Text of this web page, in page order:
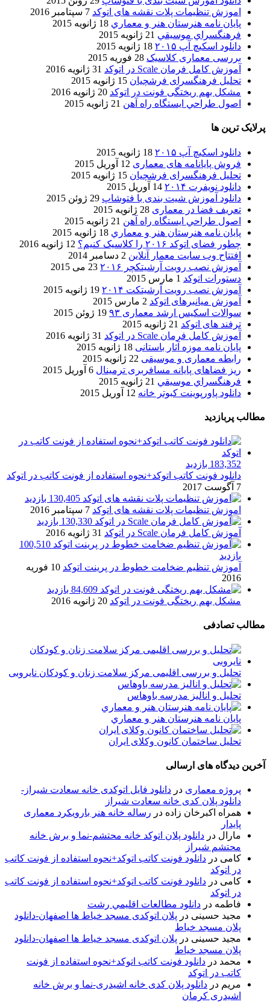
اموزش تنظیمات پلات نقشه های اتوکد 7 سپتامبر 2016
پایان نامه هنرستان هنر و معماري 18 ژانویه 2015
فرهنگسراي موسيقي 21 ژانویه 2015
دانلود اسکیچ آپ ۲۰۱۵
18 ژانویه 2015
بررسی معماری کلاسیک 28 فوریه 2015
آموزش کامل فرمان Scale در اتوکد
31 ژانویه 2016
تحلیل فرهنگسرای فرشچیان 15 ژانویه 2015
مشکل بهم ریختگی فونت در اتوکد 20 ژانویه 2016
اصول طراحي ایستگاه راه آهن 21 ژانویه 2015
پرلایک ترین ها
دانلود اسکیچ آپ ۲۰۱۵
18 ژانویه 2015
فروش پایانامه های معماری 12 آوریل 2015
تحلیل فرهنگسرای فرشچیان 15 ژانویه 2015
دانلود نویفرت ۲۰۱۴
14 آوریل 2015
دانلود آموزش شیت بندی با فتوشاپ 29 ژوئن 2015
تعریف فضا در معماری 28 ژانویه 2015
اصول طراحي ایستگاه راه آهن 21 ژانویه 2015
پایان نامه هنرستان هنر و معماري 18 ژانویه 2015
چطور فضای اتوکد ۲۰۱۶ را کلاسیک کنیم؟
12 ژانویه 2016
افتتاح وب سایت معمار آنلاین 2 دسامبر 2014
آموزش نصب رویت آرشیتکچر ۲۰۱۶
23 می 2015
دستورات اتوکد 1 مارس 2015
آموزش نصب رویت آرشیتکت ۲۰۱۴
19 ژانویه 2015
آموزش میانبرهای اتوکد 2 مارس 2015
سوالات اسکیس ارشد معماری ۹۳
19 ژوئن 2015
ترفند های اتوکد 21 ژانویه 2015
آموزش کامل فرمان Scale در اتوکد
31 ژانویه 2016
پایان نامه موزه آثار باستانی 18 ژانویه 2015
رابطه معماری و موسیقی 22 ژانویه 2015
ریز فضاهای پایانه مسافربری ترمینال 6 آوریل 2015
فرهنگسراي موسيقي 21 ژانویه 2015
دانلود پاورپوینت کبوتر خانه 12 آوریل 2015
مطالب پربازدید
183,352 بازدید
دانلود فونت کاتب اتوکد+نحوه استفاده از فونت کاتب در اتوکد
7 آگوست 2017
130,405 بازدید
اموزش تنظیمات پلات نقشه های اتوکد 7 سپتامبر 2016
130,330 بازدید
آموزش کامل فرمان Scale در اتوکد
31 ژانویه 2016
100,510
بازدید
آموزش تنظیم ضخامت خطوط در پرینت اتوکد
10 فوریه
2016
84,609 بازدید
مشکل بهم ریختگی فونت در اتوکد 20 ژانویه 2016
مطالب تصادفی
تحلیل و بررسی اقلیمی مرکز سلامت زنان و کودکان نایروبی
تحلیل و انالیز مدرسه باوهاس
پایان نامه هنرستان هنر و معماري
تحلیل ساختمان کانون وکلای ایران
آخرین دیدگاه های ارسالی
پروژه معماری در دانلود فایل اتوکدی خانه سعادت شیراز-
دانلود پلان کدی خانه سعادت شیراز
همراه اکبرخان زاده در رساله خانه هنر بارویکرد معماری
پایدار
مارال در دانلود پلان اتوکد خانه محتشم-نما و برش خانه
محتشم شیراز
کامی در دانلود فونت کاتب اتوکد+نحوه استفاده از فونت کاتب
در اتوکد
کامی در دانلود فونت کاتب اتوکد+نحوه استفاده از فونت کاتب
در اتوکد
فاطمه در دانلود مطالعات اقليمي رشت
مجید حسینی در پلان اتوکدی مسجد خیاط ها اصفهان-دانلود
پلان مسجد خیاط
مجید حسینی در پلان اتوکدی مسجد خیاط ها اصفهان-دانلود
پلان مسجد خیاط
محمد در دانلود فونت کاتب اتوکد+نحوه استفاده از فونت
کاتب در اتوکد
مریم در دانلود پلان کدی خانه اشیدری-نما و برش خانه
اشیدری کرمان